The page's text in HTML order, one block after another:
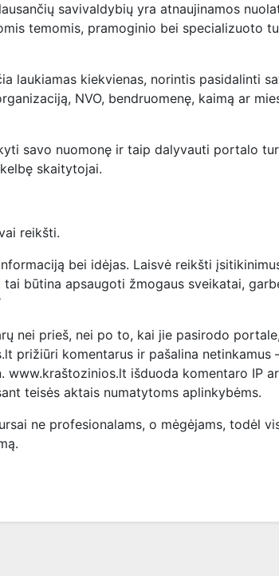
savivaldybių yra atnaujinamos
temomis, pramoginio bei specializuoto
laukiamas kiekvienas, norintis pasidalinti
NVO, bendruomenę, kaimą ar
savo nuomonę ir taip dalyvauti portalo
skaitytojai.
reikšti.
bei idėjas. Laisvė reikšti
būtina apsaugoti žmogaus sveikatai,
nei prieš, nei po to, kai jie pasirodo
prižiūri komentarus ir pašalina netinkamus
www.kraštozinios.lt išduoda komentaro IP
teisės aktais numatytoms aplinkybėms.
ne profesionalams, o mėgėjams, todėl